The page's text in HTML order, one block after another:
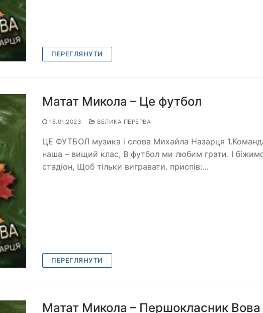
ПЕРЕГЛЯНУТИ
Матат Микола – Це футбол
15.01.2023 ВЕЛИКА ПЕРЕРВА
ЦЕ ФУТБОЛ музика і слова Михайла Назарця
наша – вищий клас, В футбол ми любим грати. І
стадіон, Щоб тільки вигравати. приспів:…
ПЕРЕГЛЯНУТИ
Матат Микола – Першокласник Вова